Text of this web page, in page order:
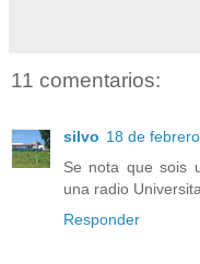
11 comentarios:
silvo 18 de
Se nota que sois
una radio
Responder